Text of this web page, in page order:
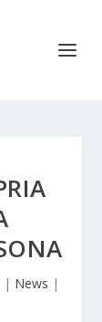
| News |